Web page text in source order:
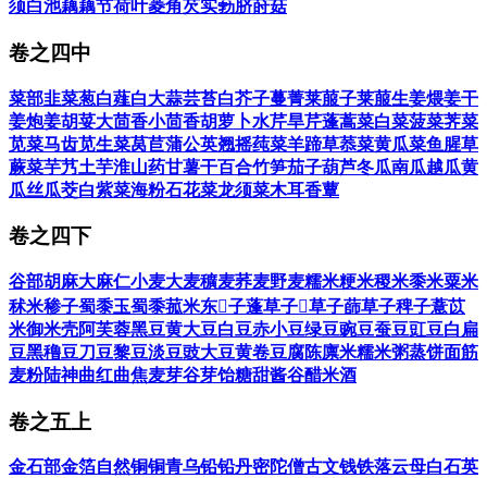
须白池藕藕节荷叶菱角芡实葧脐莳菇
卷之四中
菜部韭菜葱白薤白大蒜芸苔白芥子蔓菁莱菔子莱菔生姜煨姜干
姜炮姜胡荽大茴香小茴香胡萝卜水芹旱芹蓬蒿菜白菜菠菜荠菜
苋菜马齿苋生菜莴苣蒲公英翘摇莼菜羊蹄草菾菜黄瓜菜鱼腥草
蕨菜芋艿土芋淮山药甘薯干百合竹笋茄子葫芦冬瓜南瓜越瓜黄
瓜丝瓜茭白紫菜海粉石花菜龙须菜木耳香蕈
卷之四下
谷部胡麻大麻仁小麦大麦穬麦荞麦野麦糯米粳米稷米黍米粟米
秫米䅟子蜀黍玉蜀黍菰米东𪪞子蓬草子𦬣草子蒒草子稗子薏苡
米御米壳阿芙蓉黑豆黄大豆白豆赤小豆绿豆豌豆蚕豆豇豆白扁
豆黑穞豆刀豆黎豆淡豆豉大豆黄卷豆腐陈廪米糯米粥蒸饼面筋
麦粉陆神曲红曲焦麦芽谷芽饴糖甜酱谷醋米酒
卷之五上
金石部金箔自然铜铜青乌铅铅丹密陀僧古文钱铁落云母白石英